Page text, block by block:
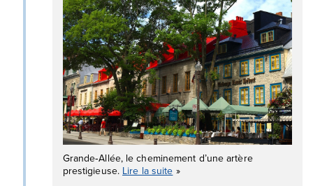
Grande‑Allée, le cheminement d’une artère
prestigieuse. Lire la suite »